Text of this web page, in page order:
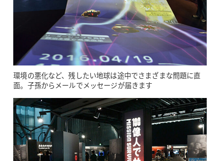
環境の悪化など、残したい地球は途中でさまざまな問題に直
面。子孫からメールでメッセージが届きます